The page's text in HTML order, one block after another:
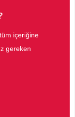
içeriğine
gereken